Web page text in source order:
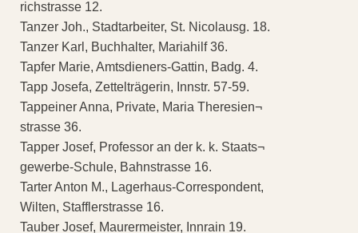
richstrasse 12.
Tanzer Joh., Stadtarbeiter, St. Nicolausg. 18.
Tanzer Karl, Buchhalter, Mariahilf 36.
Tapfer Marie, Amtsdieners-Gattin, Badg. 4.
Tapp Josefa, Zettelträgerin, Innstr. 57-59.
Tappeiner Anna, Private, Maria Theresien¬
strasse 36.
Tapper Josef, Professor an der k. k. Staats¬
gewerbe-Schule, Bahnstrasse 16.
Tarter Anton M., Lagerhaus-Correspondent,
Wilten, Stafflerstrasse 16.
Tauber Josef, Maurermeister, Innrain 19.